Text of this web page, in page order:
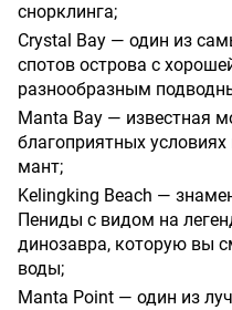
снорклинга;
Crystal Bay — один из
спотов острова с
разнообразным
Manta Bay — известная
благоприятных
мант;
Kelingking Beach —
Пениды с видом на
динозавра, которую вы
воды;
Manta Point — один из